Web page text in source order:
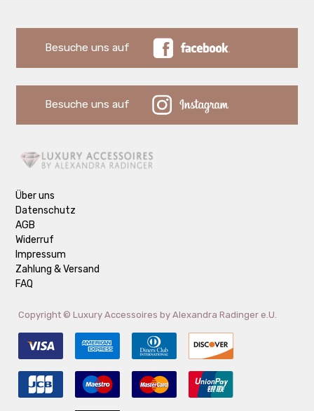
Besuche uns auf
Besuche uns auf
Über uns
Datenschutz
AGB
Widerruf
Impressum
Zahlung & Versand
FAQ
Copyright © Luxury Accessoires by Alexandra Radinger e.U.